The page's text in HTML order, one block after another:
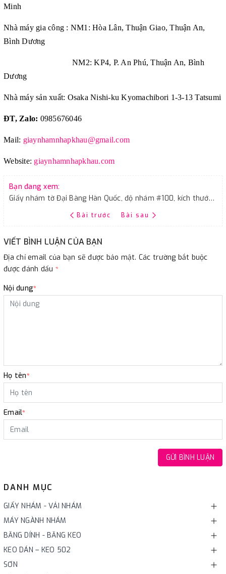
DANH MỤC
GIẤY NHÁM - VẢI NHÁM
MÁY NGÀNH NHÁM
BĂNG DÍNH - BĂNG KEO
KEO DÁN – KEO 502
SƠN
Minh
Nhà máy gia công : NM1: Hòa Lân, Thuận Giao, Thuận An,
Bình Dương
NM2: KP4, P. An Phú, Thuận An, Bình
Dương
Nhà máy sản xuất: Osaka Nishi-ku Kyomachibori 1-3-13 Tatsumi
ĐT, Zalo: 0985676046
Mail: giaynhamnhapkhau@gmail.com
Website: giaynhamnhapkhau.com
Bạn đang xem:
Giấy nhám tờ Đại Bàng Hàn Quốc, độ nhám #100, kích thước 9''x11''
Bài trước Bài sau
VIẾT BÌNH LUẬN CỦA BẠN
Địa chỉ email của bạn sẽ được bảo mật. Các trường bắt buộc
được đánh dấu *
Nội dung*
Họ tên*
Email*
GỬI BÌNH LUẬN